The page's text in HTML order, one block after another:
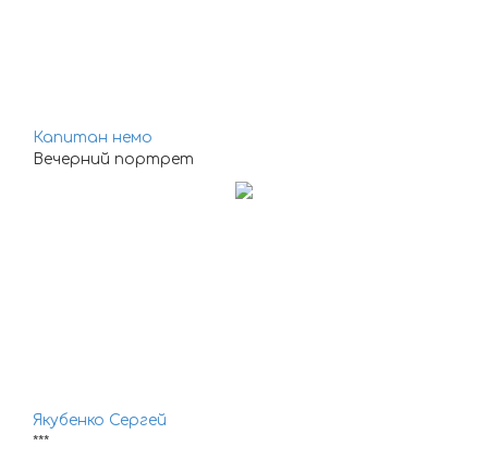
Капитан немо
Вечерний портрет
Якубенко Сергей
***